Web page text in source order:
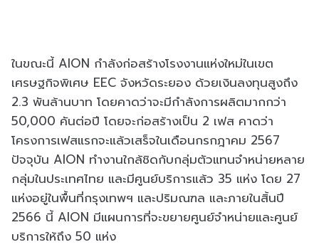
ในขณะนี้ AION กำลังก่อสร้างโรงงานแห่งใหม่ในเขต
เศรษฐกิจพิเศษ EEC จังหวัดระยอง ด้วยเงินลงทุนสูงถึง
2.3 พันล้านบาท โดยคาดว่าจะมีกำลังการผลิตมากกว่า
50,000 คันต่อปี โดยจะก่อสร้างเป็น 2 เฟส คาดว่า
โครงการเฟสแรกจะแล้วเสร็จในเดือนกรกฎาคม 2567
ปัจจุบัน AION ทำงานใกล้ชิดกับกลุ่มตัวแทนจำหน่ายหลาย
กลุ่มในประเทศไทย และมีศูนย์บริการแล้ว 35 แห่ง โดย 27
แห่งอยู่ในพื้นที่กรุงเทพฯ และปริมณฑล และภายในสิ้นปี
2566 นี้ AION มีแผนการที่จะขยายศูนย์จำหน่ายและศูนย์
บริการให้ถึง 50 แห่ง